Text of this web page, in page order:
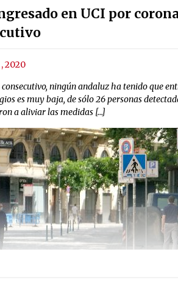
en UCI por
2020
ningún andaluz ha tenido que
es muy baja, de sólo 26 personas
a aliviar las medidas […]